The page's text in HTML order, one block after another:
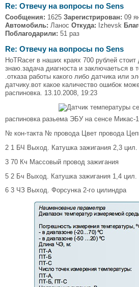
Re: Отвечу на вопросы по Sens
Сообщения: 1625 Зарегистрирован: 09
Автомобиль: Ланос Откуда: Izhevsk
Поблагодарили: 51 раз
Re: Отвечу на вопросы по Sens
HoTRacer в наших краях 700 рублей стоит
знаю.задача диагноста и заключаеться в
.отказа работы какого либо датчика или
датчику.вот какое каличество ошибок
распиновка. 13.10.2008, 19:23
распиновка разьема ЭБУ на сенсе Микас-
№ кон-такта № провода Цвет провода
2 1 БЧ Выход. Катушка зажигания 2,3 цил.
3 70 Кч Массовый провод зажигания
5 2 Бч Выход. Катушка зажигания 1,4 цил.
6 3 ЧЗ Выход. Форсунка 2-го цилиндра